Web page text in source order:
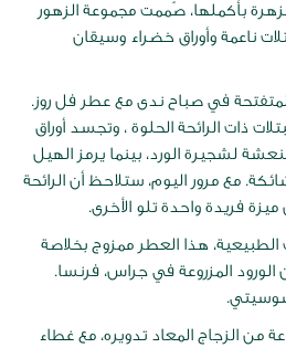
بأكملها، صُممت مجموعة الزهور
ناعمة وأوراق خضراء وسيقان
في صباح ندى مع عطر فل روز.
ذات الرائحة الحلوة ، وتجسد أوراق
لشجيرة الورد، بينما يرمز الهيل
مع مرور اليوم، ستلاحظ أن الرائحة
فريدة واحدة تلو الأخرى.
الطبيعية، هذا العطر ممزوج بخلاصة
المزروعة في جراس، فرنسا.
من الزجاج المعاد تدويره، مع غطاء